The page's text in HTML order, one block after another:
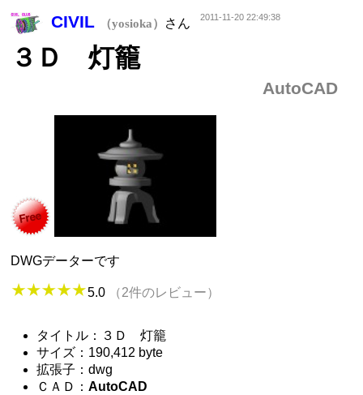
CIVIL （yosioka） さん 2011-11-20 22:49:38
３Ｄ 灯籠
AutoCAD
DWGデーターです
5.0 （2件のレビュー）
タイトル：３Ｄ 灯籠
サイズ：190,412 byte
拡張子：dwg
ＣＡＤ：AutoCAD